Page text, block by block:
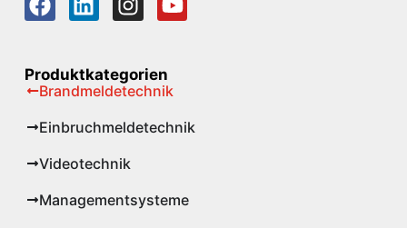
Produktkategorien
Brandmeldetechnik
Einbruchmeldetechnik
Videotechnik
Managementsysteme